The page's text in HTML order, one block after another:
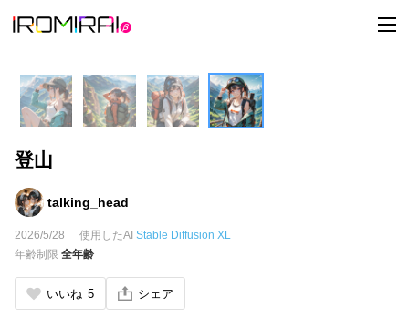
t
o
登山
talking_head
2026/5/28 使用したAI Stable Diffusion XL
年齢制限 全年齢
いいね 5 シェア